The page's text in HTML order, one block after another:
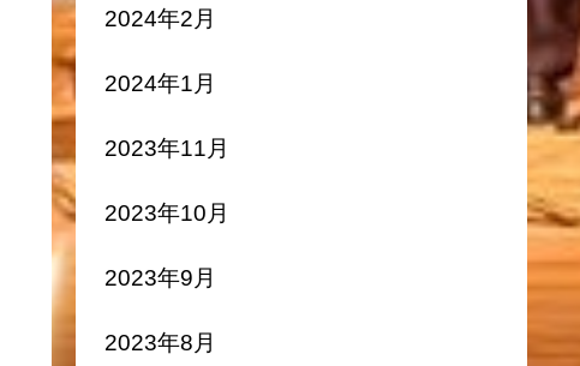
2024年2月
2024年1月
2023年11月
2023年10月
2023年9月
2023年8月